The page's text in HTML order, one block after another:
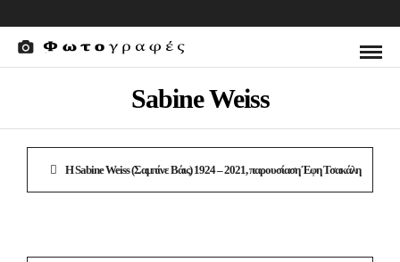
Sabine Weiss
Η Sabine Weiss (Σαμπίνε Βάις) 1924 – 2021, παρουσίαση Έφη Τσακάλη